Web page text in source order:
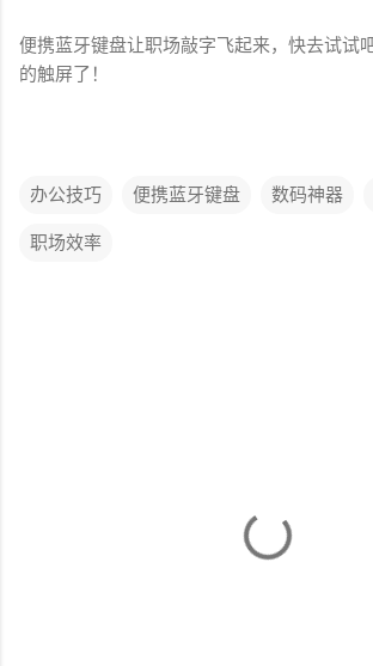
便携蓝牙键盘让职场敲字飞起来，快去试试
的触屏了！
办公技巧 便携蓝牙键盘 数码神器
职场效率